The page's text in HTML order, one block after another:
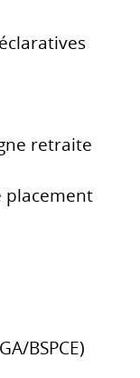
retraite
placement
BSPCE)